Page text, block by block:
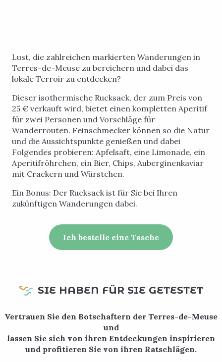
Lust, die zahlreichen markierten Wanderungen in
Terres-de-Meuse zu bereichern und dabei das
lokale Terroir zu entdecken?
Dieser isothermische Rucksack, der zum Preis von
25 € verkauft wird, bietet einen kompletten Aperitif
für zwei Personen und Vorschläge für
Wanderrouten. Feinschmecker können so die Natur
und die Aussichtspunkte genießen und dabei
Folgendes probieren: Apfelsaft, eine Limonade, ein
Aperitifröhrchen, ein Bier, Chips, Auberginenkaviar
mit Crackern und Würstchen.
Ein Bonus: Der Rucksack ist für Sie bei Ihren
zukünftigen Wanderungen dabei.
Ich bestelle eine Tasche
SIE HABEN FÜR SIE GETESTET
Vertrauen Sie den Botschaftern der Terres-de-Meuse
und
lassen Sie sich von ihren Entdeckungen inspirieren
und profitieren Sie von ihren Ratschlägen.